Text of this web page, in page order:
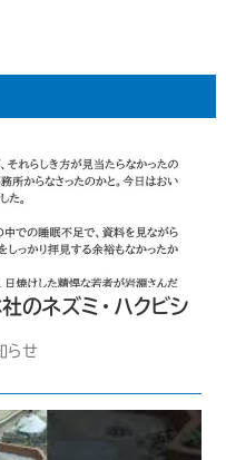
社のネズミ・ハクビシ
らせ